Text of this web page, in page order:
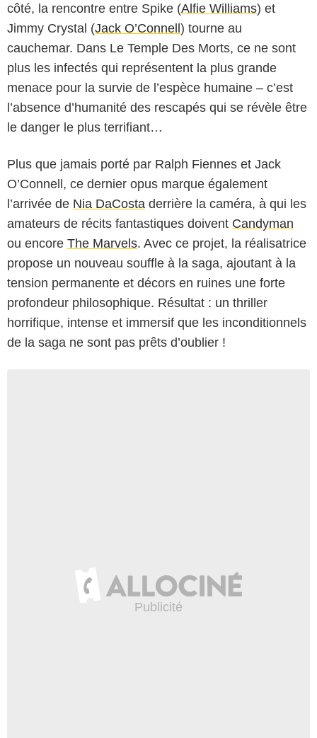
côté, la rencontre entre Spike (Alfie Williams) et
Jimmy Crystal (Jack O’Connell) tourne au
cauchemar. Dans Le Temple Des Morts, ce ne sont
plus les infectés qui représentent la plus grande
menace pour la survie de l’espèce humaine – c’est
l’absence d’humanité des rescapés qui se révèle être
le danger le plus terrifiant…
Plus que jamais porté par Ralph Fiennes et Jack
O’Connell, ce dernier opus marque également
l’arrivée de Nia DaCosta derrière la caméra, à qui les
amateurs de récits fantastiques doivent Candyman
ou encore The Marvels. Avec ce projet, la réalisatrice
propose un nouveau souffle à la saga, ajoutant à la
tension permanente et décors en ruines une forte
profondeur philosophique. Résultat : un thriller
horrifique, intense et immersif que les inconditionnels
de la saga ne sont pas prêts d’oublier !